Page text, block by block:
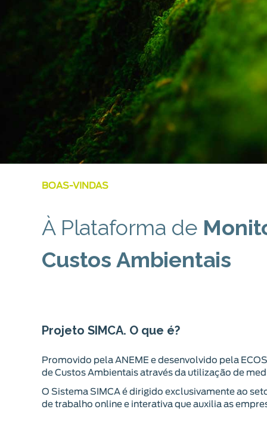
BOAS-VINDAS
À Plataforma de
Custos Ambientais
Projeto SIMCA. O que é?
Promovido pela ANEME e desenvolvido pela
de Custos Ambientais através da utilização de
O Sistema SIMCA é dirigido exclusivamente ao
de trabalho online e interativa que auxilia as